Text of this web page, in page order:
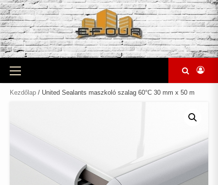
Skip
to
content
Primary
Menu
Kezdőlap / United Sealants maszkoló szalag 60°C 30 mm x 50 m